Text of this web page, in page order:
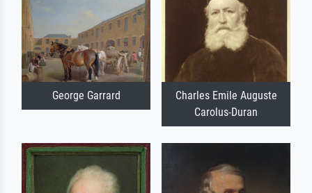
George Garrard
Charles Emile Auguste
Carolus-Duran